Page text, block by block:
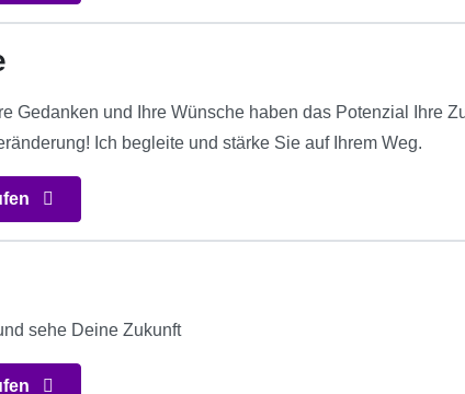
Gedanken und Ihre Wünsche haben das Potenzial Ihre
Ich begleite und stärke Sie auf Ihrem Weg.
sehe Deine Zukunft